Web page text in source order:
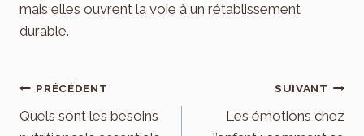
mais elles ouvrent la voie à un rétablissement
durable.
Navigation
de
PRÉCÉDENT
Quels sont les besoins
SUIVANT
Les émotions chez